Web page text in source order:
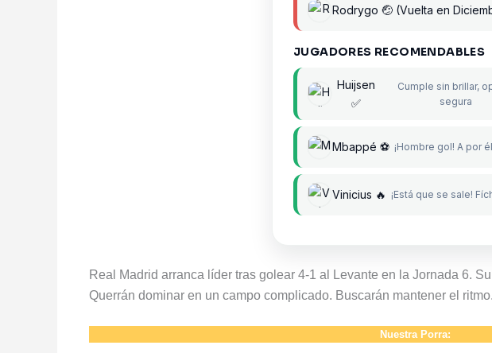
Rodrygo 🤕 (Vuelta en
JUGADORES RECOMENDABLES
Huijsen
✅
Cumple sin brillar,
segura
Mbappé ⚽ ¡Hombre gol! A por él
Vinicius 🔥 ¡Está que se sale!
Real Madrid arranca líder tras golear 4-1 al Levante en la Jornada 6.
Querrán dominar en un campo complicado. Buscarán mantener el
Nuestra Porra: